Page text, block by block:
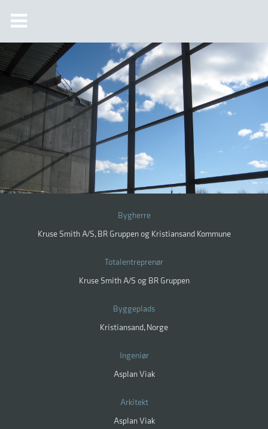
Bygherre
Kruse Smith A/S, BR Gruppen og Kristiansand Kommune
Totalentreprenør
Kruse Smith A/S og BR Gruppen
Byggeplads
Kristiansand, Norge
Ingeniør
Asplan Viak
Arkitekt
Asplan Viak